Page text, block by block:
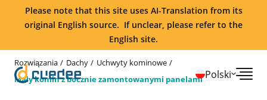
Please note that this site uses AI-Translation from its
original English source. If unclear, please refer to the
English site.
Polski
Rozwiązania Dachy
Uchwyty kominowe
Mały komin z bocznie zamontowanymi panelami